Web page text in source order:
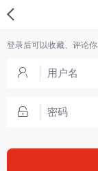
登录后可以收藏、评论